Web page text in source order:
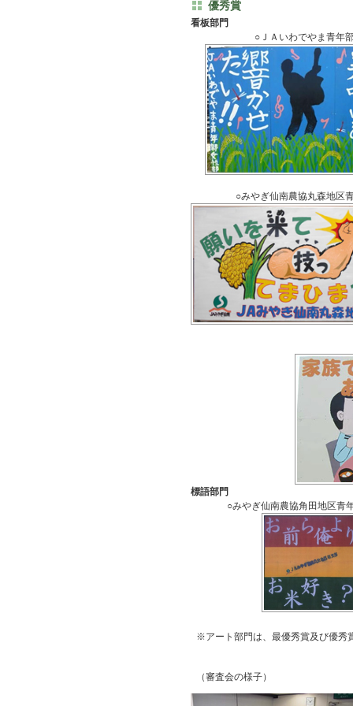
優秀賞
看板部門
○ＪＡいわでやま青年
○みやぎ仙南農協丸森地区
標語部門
○みやぎ仙南農協角田地区青
※アート部門は、最優秀賞及び優秀
（審査会の様子）